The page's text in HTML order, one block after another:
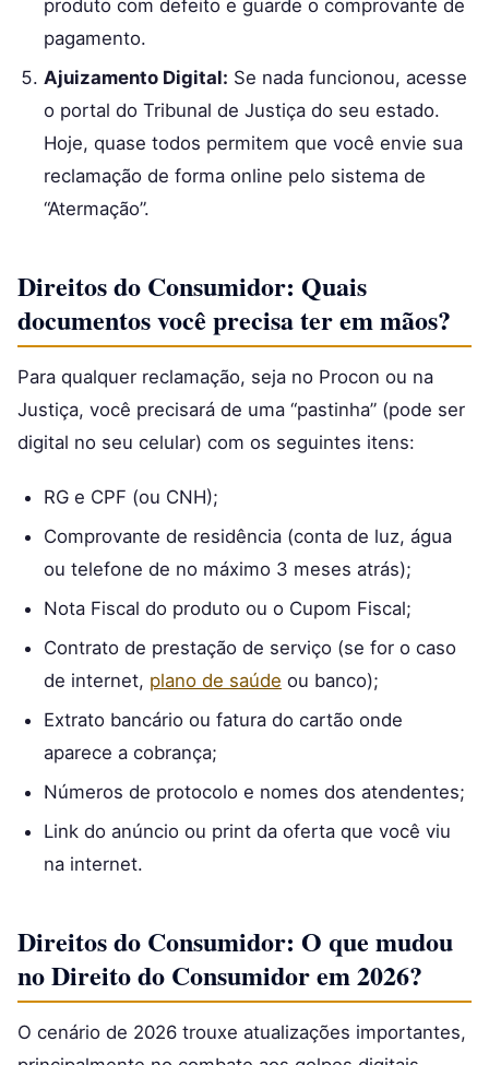
produto com defeito e guarde o comprovante de
pagamento.
Ajuizamento Digital: Se nada funcionou, acesse
o portal do Tribunal de Justiça do seu estado.
Hoje, quase todos permitem que você envie sua
reclamação de forma online pelo sistema de
“Atermação”.
Direitos do Consumidor: Quais
documentos você precisa ter em mãos?
Para qualquer reclamação, seja no Procon ou na
Justiça, você precisará de uma “pastinha” (pode ser
digital no seu celular) com os seguintes itens:
RG e CPF (ou CNH);
Comprovante de residência (conta de luz, água
ou telefone de no máximo 3 meses atrás);
Nota Fiscal do produto ou o Cupom Fiscal;
Contrato de prestação de serviço (se for o caso
de internet, plano de saúde ou banco);
Extrato bancário ou fatura do cartão onde
aparece a cobrança;
Números de protocolo e nomes dos atendentes;
Link do anúncio ou print da oferta que você viu
na internet.
Direitos do Consumidor: O que mudou
no Direito do Consumidor em 2026?
O cenário de 2026 trouxe atualizações importantes,